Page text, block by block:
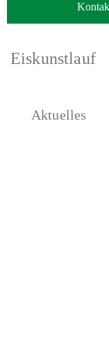
Eiskunstlauf
Aktuelles